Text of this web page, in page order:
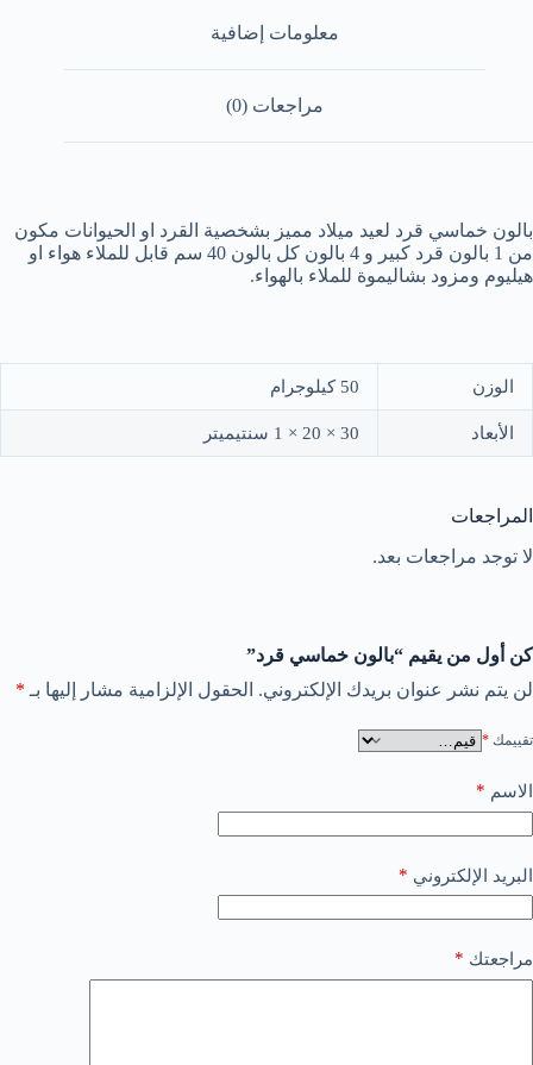
معلومات إضافية
مراجعات (0)
بالون خماسي قرد لعيد ميلاد مميز بشخصية القرد او الحيوانات مكون
من 1 بالون قرد كبير و 4 بالون كل بالون 40 سم قابل للملاء هواء او
هيليوم ومزود بشاليموة للملاء بالهواء.
الوزن 50 كيلوجرام
الأبعاد 30 × 20 × 1 سنتيميتر
المراجعات
لا توجد مراجعات بعد.
كن أول من يقيم “بالون خماسي قرد”
لن يتم نشر عنوان بريدك الإلكتروني. الحقول الإلزامية مشار إليها بـ *
تقييمك *
الاسم *
البريد الإلكتروني *
مراجعتك *